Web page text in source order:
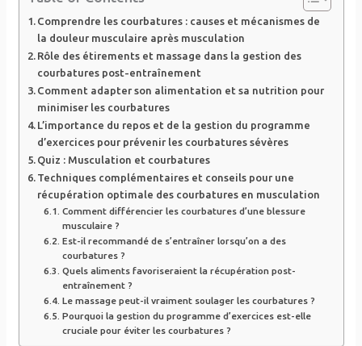
Comprendre les courbatures : causes et mécanismes de
la douleur musculaire après musculation
Rôle des étirements et massage dans la gestion des
courbatures post-entraînement
Comment adapter son alimentation et sa nutrition pour
minimiser les courbatures
L’importance du repos et de la gestion du programme
d’exercices pour prévenir les courbatures sévères
Quiz : Musculation et courbatures
Techniques complémentaires et conseils pour une
récupération optimale des courbatures en musculation
Comment différencier les courbatures d’une blessure
musculaire ?
Est-il recommandé de s’entraîner lorsqu’on a des
courbatures ?
Quels aliments favoriseraient la récupération post-
entraînement ?
Le massage peut-il vraiment soulager les courbatures ?
Pourquoi la gestion du programme d’exercices est-elle
cruciale pour éviter les courbatures ?